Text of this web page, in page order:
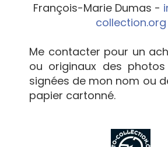
François-Marie Dumas -
collection.org
Me contacter pour un
ou originaux des
signées de mon nom ou
papier cartonné.